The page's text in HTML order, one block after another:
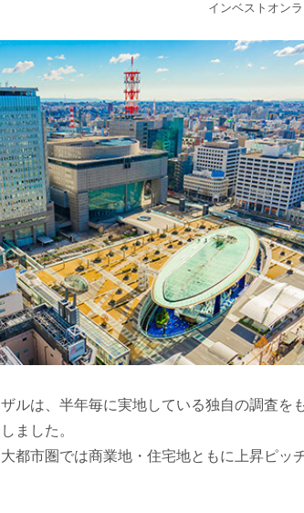
インベストオン
ルは、半年毎に実地している独自の調査を
ました。
大都市圏では商業地・住宅地ともに上昇ピッ